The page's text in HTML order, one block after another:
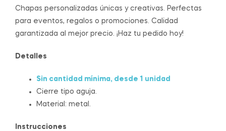
Chapas personalizadas únicas y creativas. Perfectas
para eventos, regalos o promociones. Calidad
garantizada al mejor precio. ¡Haz tu pedido hoy!
Detalles
Sin cantidad mínima, desde 1 unidad
Cierre tipo aguja.
Material: metal.
Instrucciones